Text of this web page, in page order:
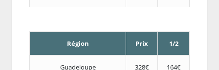
Région Prix 1/2
Guadeloupe 328€ 164€